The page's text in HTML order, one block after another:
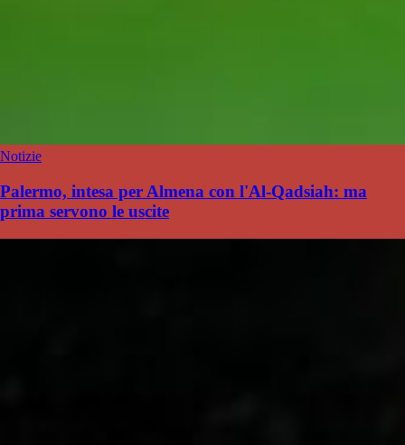
Notizie
Palermo, intesa per Almena con l'Al-Qadsiah: ma
prima servono le uscite